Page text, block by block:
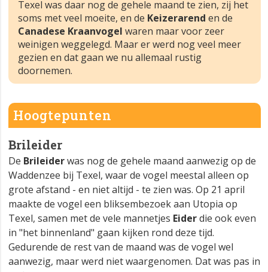
Texel was daar nog de gehele maand te zien, zij het
soms met veel moeite, en de Keizerarend en de
Canadese Kraanvogel waren maar voor zeer
weinigen weggelegd. Maar er werd nog veel meer
gezien en dat gaan we nu allemaal rustig
doornemen.
Hoogtepunten
Brileider
De Brileiderwas nog de gehele maand aanwezig op de
Waddenzee bij Texel, waar de vogel meestal alleen op
grote afstand - en niet altijd - te zien was. Op 21 april
maakte de vogel een bliksembezoek aan Utopia op
Texel, samen met de vele mannetjes Eiderdie ook even
in "het binnenland" gaan kijken rond deze tijd.
Gedurende de rest van de maand was de vogel wel
aanwezig, maar werd niet waargenomen. Dat was pas in